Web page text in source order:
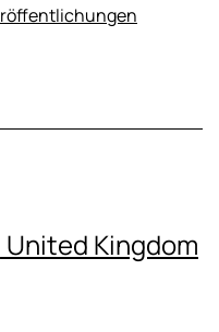
Kingdom